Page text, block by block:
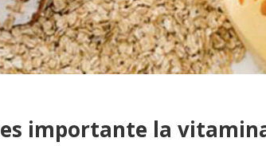
es importante la